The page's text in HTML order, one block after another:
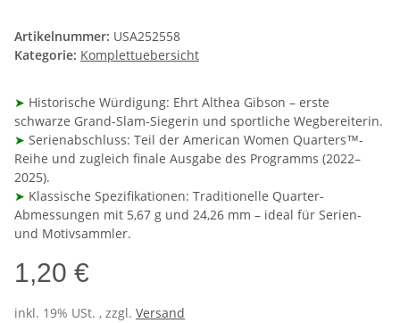
Artikelnummer: USA252558
Kategorie: Komplettuebersicht
➤ Historische Würdigung: Ehrt Althea Gibson – erste
schwarze Grand-Slam-Siegerin und sportliche Wegbereiterin.
➤ Serienabschluss: Teil der American Women Quarters™-
Reihe und zugleich finale Ausgabe des Programms (2022–
2025).
➤ Klassische Spezifikationen: Traditionelle Quarter-
Abmessungen mit 5,67 g und 24,26 mm – ideal für Serien-
und Motivsammler.
1,20 €
inkl. 19% USt. , zzgl. Versand